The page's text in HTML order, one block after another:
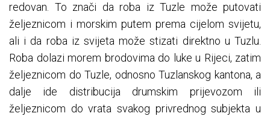
redovan. To znači da roba iz Tuzle može putovati
željeznicom i morskim putem prema cijelom svijetu,
ali i da roba iz svijeta može stizati direktno u Tuzlu.
Roba dolazi morem brodovima do luke u Rijeci, zatim
željeznicom do Tuzle, odnosno Tuzlanskog kantona, a
dalje ide distribucija drumskim prijevozom ili
željeznicom do vrata svakog privrednog subjekta u